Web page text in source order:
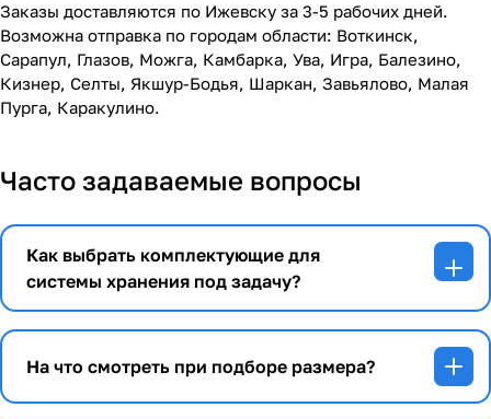
Заказы доставляются по Ижевску за 3-5 рабочих дней.
Возможна отправка по городам области: Воткинск,
Сарапул, Глазов, Можга, Камбарка, Ува, Игра, Балезино,
Кизнер, Селты, Якшур-Бодья, Шаркан, Завьялово, Малая
Пурга, Каракулино.
Часто задаваемые вопросы
Как выбрать комплектующие для
системы хранения под задачу?
На что смотреть при подборе размера?